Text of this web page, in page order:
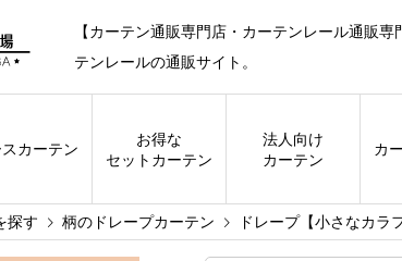
【カーテン通販専門店・カーテンレール通販
テンレールの通販サイト。
カーテン
お得な
セットカーテン
法人向け
カーテン
カ
探す 柄のドレープカーテン ドレープ【小さなカラ